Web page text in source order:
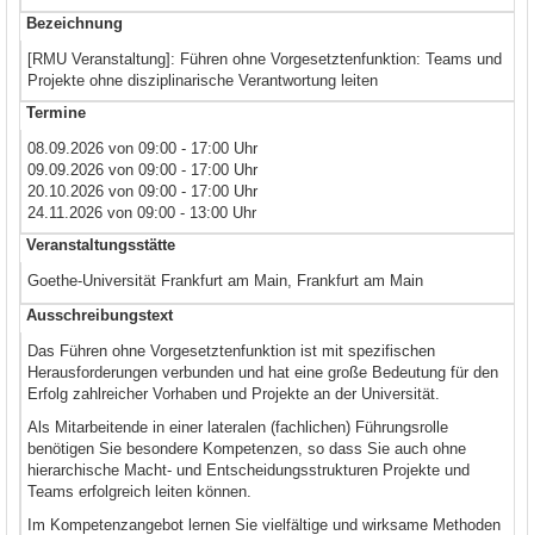
Bezeichnung
[RMU Veranstaltung]: Führen ohne Vorgesetztenfunktion: Teams und
Projekte ohne disziplinarische Verantwortung leiten
Termine
08.09.2026 von 09:00 - 17:00 Uhr
09.09.2026 von 09:00 - 17:00 Uhr
20.10.2026 von 09:00 - 17:00 Uhr
24.11.2026 von 09:00 - 13:00 Uhr
Veranstaltungsstätte
Goethe-Universität Frankfurt am Main, Frankfurt am Main
Ausschreibungstext
Das Führen ohne Vorgesetztenfunktion ist mit spezifischen
Herausforderungen verbunden und hat eine große Bedeutung für den
Erfolg zahlreicher Vorhaben und Projekte an der Universität.
Als Mitarbeitende in einer lateralen (fachlichen) Führungsrolle
benötigen Sie besondere Kompetenzen, so dass Sie auch ohne
hierarchische Macht- und Entscheidungsstrukturen Projekte und
Teams erfolgreich leiten können.
Im Kompetenzangebot lernen Sie vielfältige und wirksame Methoden